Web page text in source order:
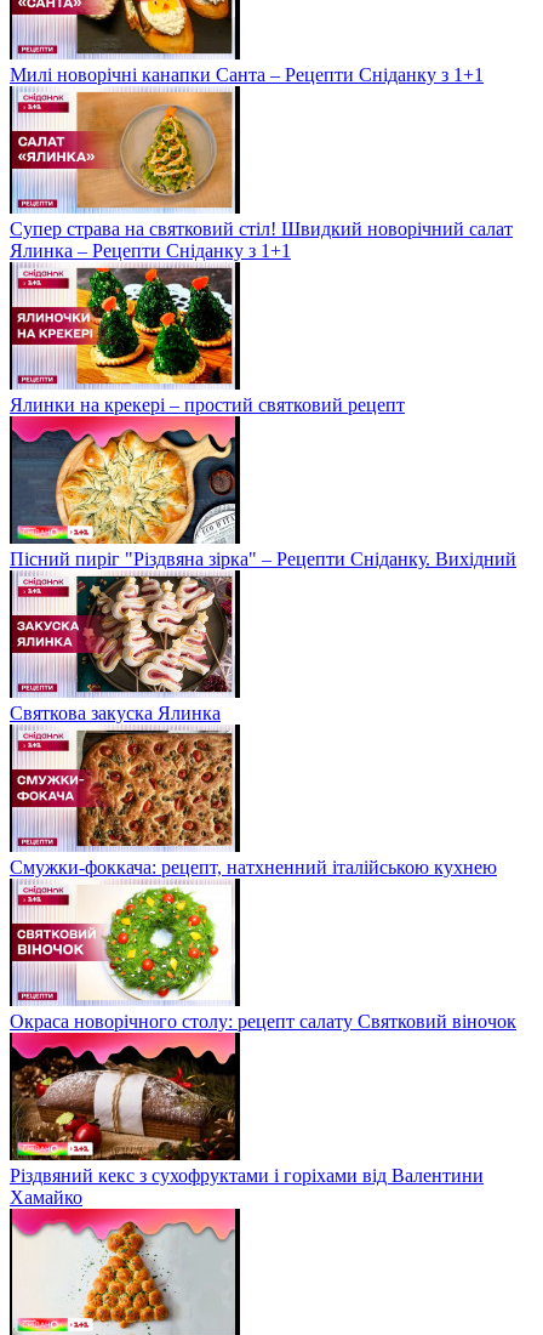
Милі новорічні канапки Санта – Рецепти Сніданку з 1+1
Супер страва на святковий стіл! Швидкий новорічний салат
Ялинка – Рецепти Сніданку з 1+1
Ялинки на крекері – простий святковий рецепт
Пісний пиріг "Різдвяна зірка" – Рецепти Сніданку. Вихідний
Святкова закуска Ялинка
Смужки-фоккача: рецепт, натхненний італійською кухнею
Окраса новорічного столу: рецепт салату Святковий віночок
Різдвяний кекс з сухофруктами і горіхами від Валентини
Хамайко